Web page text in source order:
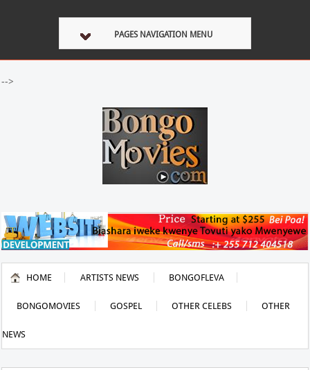
PAGES NAVIGATION MENU
-->
HOME ARTISTS NEWS BONGOFLEVA
BONGOMOVIES GOSPEL OTHER CELEBS OTHER
NEWS